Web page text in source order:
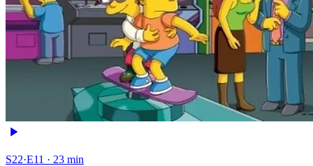
S22·E11 · 23 min